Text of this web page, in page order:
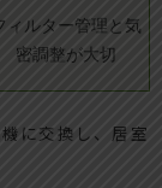
ィルター管理と気
密調整が大切
に交換し、居室